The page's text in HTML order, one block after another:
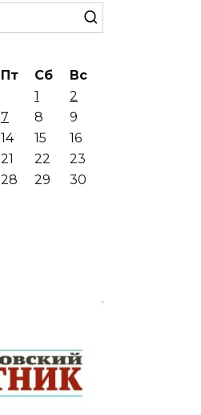
Пт Сб
Вс
1
2
7 8
9
14 15
16
21 22
23
28 29
30